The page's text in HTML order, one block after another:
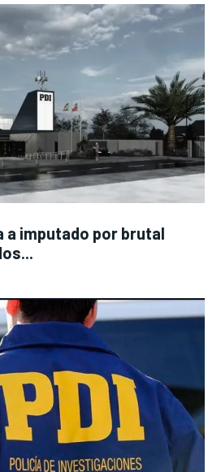
a imputado por brutal